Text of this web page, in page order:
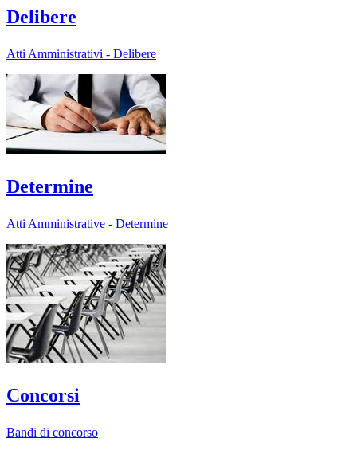
Delibere
Atti Amministrativi - Delibere
Determine
Atti Amministrative - Determine
Concorsi
Bandi di concorso